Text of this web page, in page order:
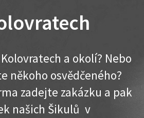
a okolí? Nebo
někoho osvědčeného?
zadejte zakázku a pak
našich Šikulů v